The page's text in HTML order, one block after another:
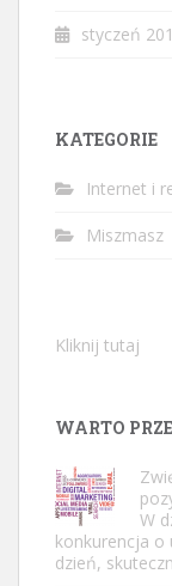
styczeń
KATEGORIE
Internet i
Miszmasz
Kliknij tutaj
WARTO
W
konkurencja o
dzień,